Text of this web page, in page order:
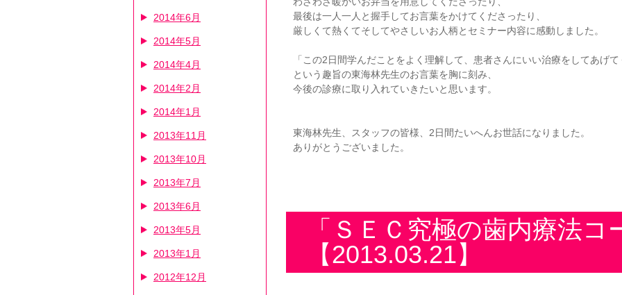
2014年6月
2014年5月
2014年4月
2014年2月
2014年1月
2013年11月
2013年10月
2013年7月
2013年6月
2013年5月
2013年1月
2012年12月
最後は一人一人と握手してお言葉をかけてくださったり、
厳しくて熱くてそしてやさしいお人柄とセミナー内容に感動しました。
「この2日間学んだことをよく理解して、患者さんにいい治療をしてあげ
という趣旨の東海林先生のお言葉を胸に刻み、
今後の診療に取り入れていきたいと思います。
東海林先生、スタッフの皆様、2日間たいへんお世話になりました。
ありがとうございました。
「ＳＥＣ究極の歯内療法
【2013.03.21】